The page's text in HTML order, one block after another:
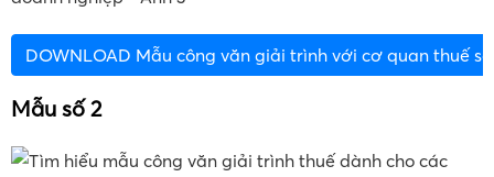
DOWNLOAD Mẫu công văn giải trình với cơ quan thuế số
Mẫu số 2